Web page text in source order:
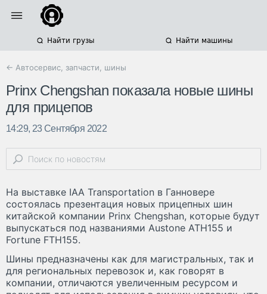
Найти грузы Найти машины
← Автосервис, запчасти, шины
Prinx Chengshan показала новые шины
для прицепов
14:29, 23 Сентября 2022
На выставке IAA Transportation в Ганновере
состоялась презентация новых прицепных шин
китайской компании Prinx Chengshan, которые будут
выпускаться под названиями Austone ATH155 и
Fortune FTH155.
Шины предназначены как для магистральных, так и
для региональных перевозок и, как говорят в
компании, отличаются увеличенным ресурсом и